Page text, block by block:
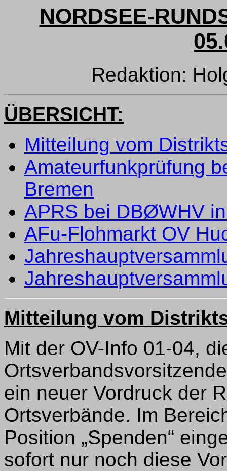
NORDSEE-
Redaktion:
ÜBERSICHT:
Mitteilung vom
Amateurfunkprüfung
Bremen
APRS bei DBØWHV
AFu-Flohmarkt OV
Mitteilung vom
Mit der OV-Info 01-04,
ein neuer Vordruck der
Ortsverbände. Im
Position „Spenden“
sofort nur noch diese